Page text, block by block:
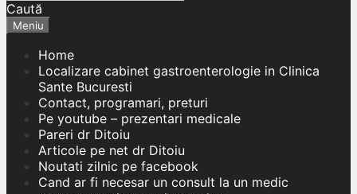
Caută
Meniu
Home
Localizare cabinet gastroenterologie in Clinica
Sante Bucuresti
Contact, programari, preturi
Pe youtube – prezentari medicale
Pareri dr Ditoiu
Articole pe net dr Ditoiu
Noutati zilnic pe facebook
Cand ar fi necesar un consult la un medic